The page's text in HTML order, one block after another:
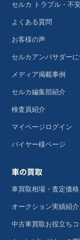
セルカ トラブル・不
よくある質問
お客様の声
セルカアンバサダーに
メディア掲載事例
セルカ編集部紹介
検査員紹介
マイページログイン
バイヤー様ページ
車の買取
車買取相場・査定価
オークション実績紹介
中古車買取お役立ちコ